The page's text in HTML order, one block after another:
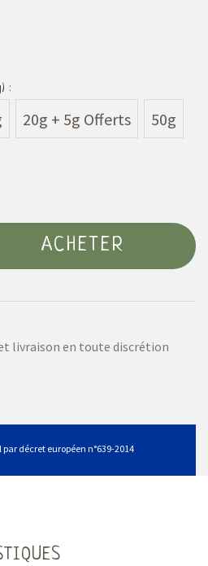
:
20g + 5g Offerts
50g
ACHETER
livraison en toute discrétion
par décret européen n°639-2014